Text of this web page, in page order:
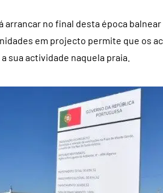
arrancar no final desta época
em projecto permite que os
sua actividade naquela praia.